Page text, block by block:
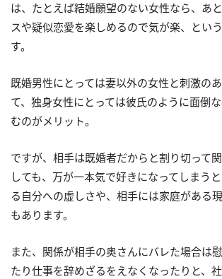
は、たとえば結婚願望のない女性なら、あ
スや疑似恋愛を楽しめるので気が楽、とい
す。
既婚男性にとっては妻以外の女性と刺激の
て、独身女性にとっては彼氏のように面倒
むのがメリット。
ですが、相手は既婚者だからと割り切って
しても、万が一本気で好きになってしまう
る自分への虚しさや、相手には家庭がある
もあります。
また、関係が相手の奥さんにバレた場合は
たり仕事を辞めざるをえなくなったりと、